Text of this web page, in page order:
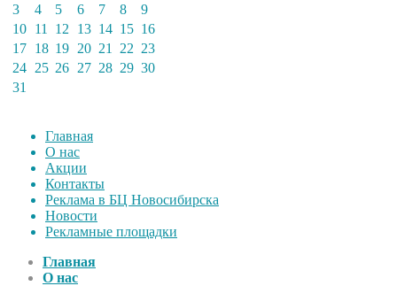
3
4 5 6 7 8
9
10 11 12 13 14 15 16
17 18 19 20 21 22 23
24 25 26 27 28 29 30
31
Главная
О нас
Акции
Контакты
Реклама в БЦ Новосибирска
Новости
Рекламные площадки
Главная
О нас